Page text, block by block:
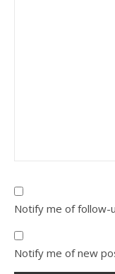
Notify me of follow-
Notify me of new